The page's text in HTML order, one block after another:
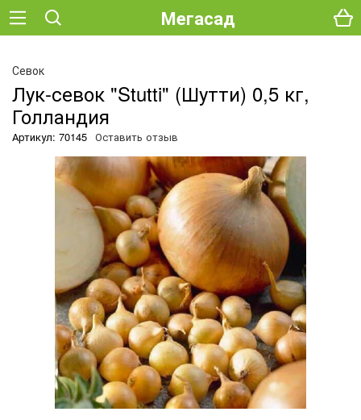
Мегасад
Севок
Лук-севок "Stutti" (Шутти) 0,5 кг,
Голландия
Артикул: 70145 Оставить отзыв